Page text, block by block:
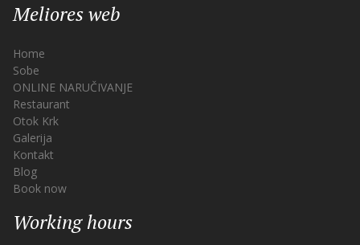
Meliores web
Home
Sobe
ONLINE NARUČIVANJE
Restaurant
Otok Krk
Galerija
Kontakt
Blog
Book now
Working hours